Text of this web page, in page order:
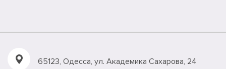
65123, Одесса, ул. Академика Сахарова, 24